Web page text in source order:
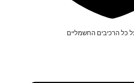
כל הרכיבים החשמליים